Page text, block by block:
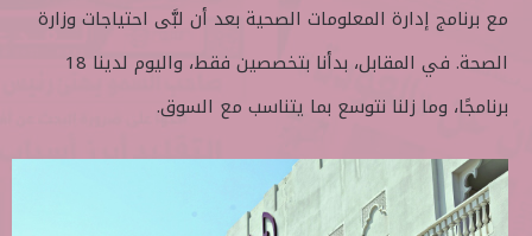
مع برنامج إدارة المعلومات الصحية بعد أن لبَّى احتياجات وزارة
الصحة. في المقابل، بدأنا بتخصصين فقط، واليوم لدينا 18
برنامجًا، وما زلنا نتوسع بما يتناسب مع السوق.